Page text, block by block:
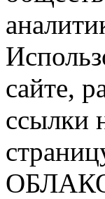
сайте,
ссылки